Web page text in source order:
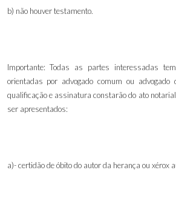
b) não houver testamento.
Importante: Todas as partes interessadas
orientadas por advogado comum ou
qualificação e assinatura constarão do ato
ser apresentados:
a)- certidão de óbito do autor da herança ou xérox